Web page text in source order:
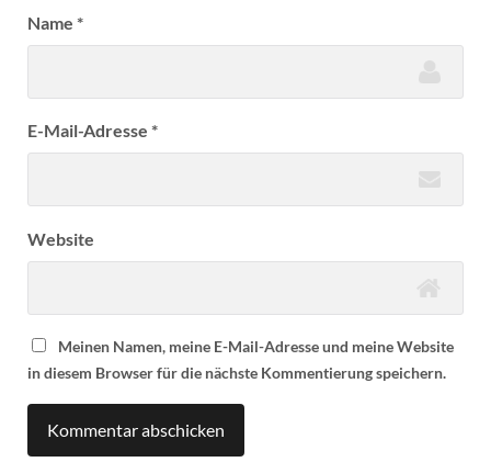
Name *
E-Mail-Adresse *
Website
Meinen Namen, meine E-Mail-Adresse und meine Website
in diesem Browser für die nächste Kommentierung speichern.